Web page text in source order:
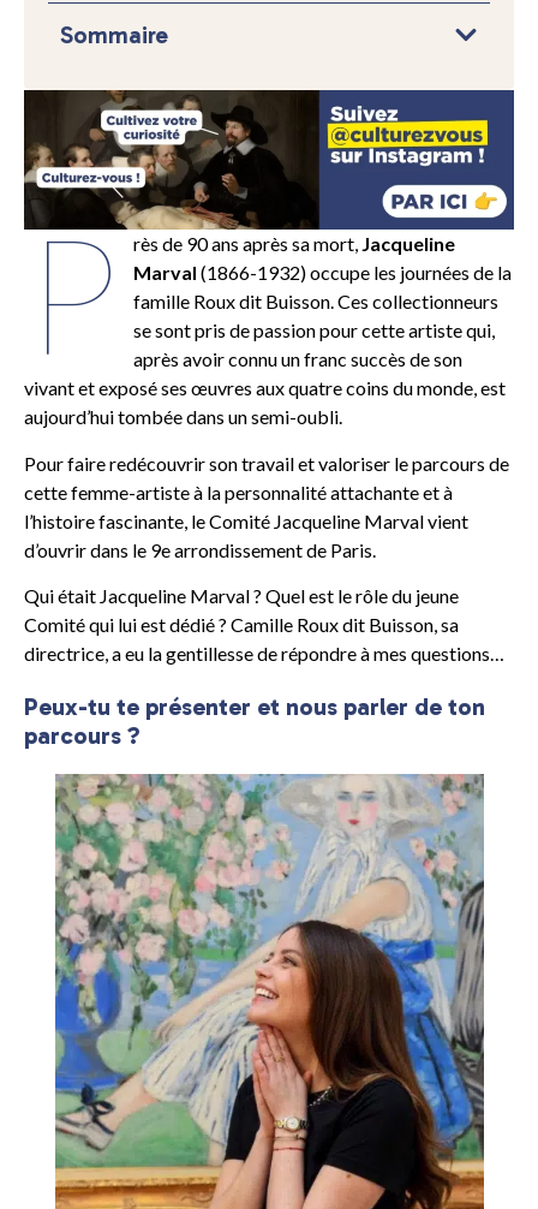
P rès de 90 ans après sa mort, Jacqueline
Marval(1866-1932) occupe les journées de la
famille Roux dit Buisson. Ces collectionneurs
se sont pris de passion pour cette artiste qui,
après avoir connu un franc succès de son
vivant et exposé ses œuvres aux quatre coins du monde, est
aujourd’hui tombée dans un semi-oubli.
Pour faire redécouvrir son travail et valoriser le parcours de
cette femme-artiste à la personnalité attachante et à
l’histoire fascinante, le Comité Jacqueline Marval vient
d’ouvrir dans le 9e arrondissement de Paris.
Qui était Jacqueline Marval ? Quel est le rôle du jeune
Comité qui lui est dédié ? Camille Roux dit Buisson, sa
directrice, a eu la gentillesse de répondre à mes questions…
Peux-tu te présenter et nous parler de ton
parcours ?
Sommaire